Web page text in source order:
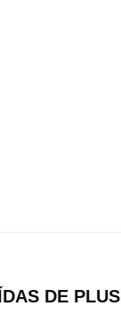
DE PLUS